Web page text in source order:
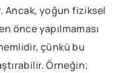
Ancak, yoğun fiziksel
önce yapılmaması
çünkü bu
Örneğin;